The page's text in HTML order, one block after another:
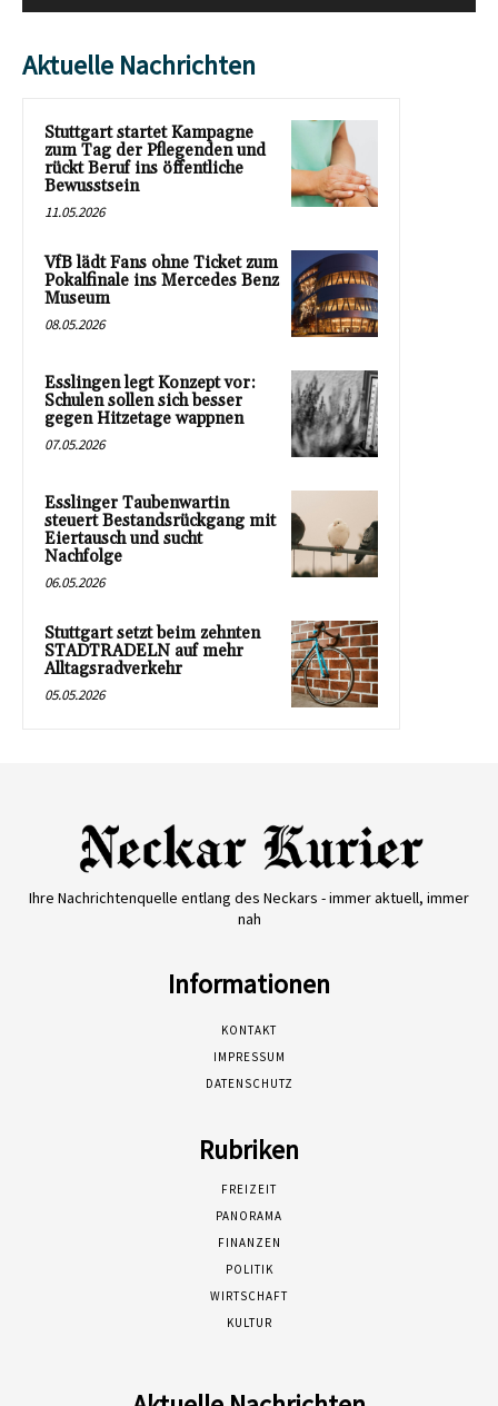
Aktuelle Nachrichten
Stuttgart startet Kampagne
zum Tag der Pflegenden und
rückt Beruf ins öffentliche
Bewusstsein
11.05.2026
VfB lädt Fans ohne Ticket zum
Pokalfinale ins Mercedes Benz
Museum
08.05.2026
Esslingen legt Konzept vor:
Schulen sollen sich besser
gegen Hitzetage wappnen
07.05.2026
Esslinger Taubenwartin
steuert Bestandsrückgang mit
Eiertausch und sucht
Nachfolge
06.05.2026
Stuttgart setzt beim zehnten
STADTRADELN auf mehr
Alltagsradverkehr
05.05.2026
Ihre Nachrichtenquelle entlang des Neckars - immer aktuell, immer
nah
Informationen
KONTAKT
IMPRESSUM
DATENSCHUTZ
Rubriken
FREIZEIT
PANORAMA
FINANZEN
POLITIK
WIRTSCHAFT
KULTUR